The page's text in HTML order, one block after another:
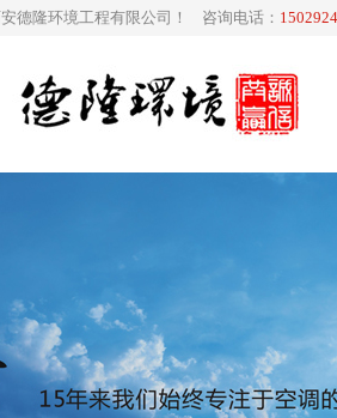
德隆环境工程有限公司！ 咨询电话：